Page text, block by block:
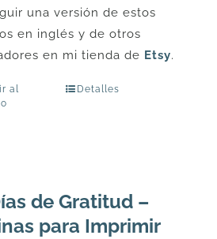
una versión de estos
en inglés y de otros
en mi tienda de Etsy.
al
Detalles
de Gratitud –
para Imprimir